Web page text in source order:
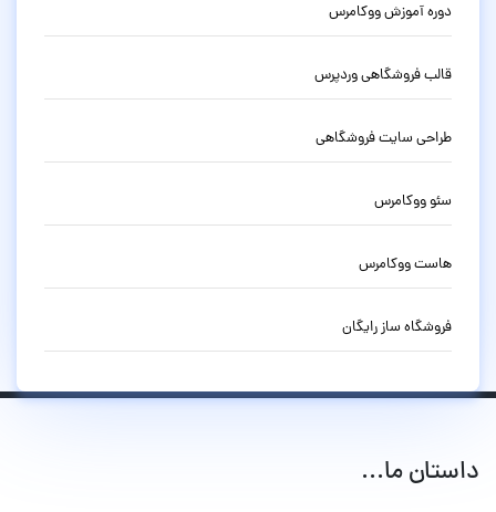
دوره آموزش ووکامرس
قالب فروشگاهی وردپرس
طراحی سایت فروشگاهی
سئو ووکامرس
هاست ووکامرس
فروشگاه ساز رایگان
داستان ما...